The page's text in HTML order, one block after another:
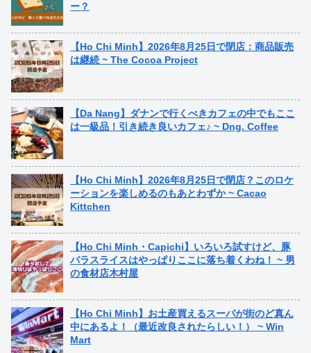
ー？
【Ho Chi Minh】2026年8月25日で閉店：商品販売
は継続 ~ The Cocoa Project
【Da Nang】ダナンで行くべきカフェの中でもここ
は一級品！引き続き良いカフェ♪ ~ Dng. Coffee
【Ho Chi Minh】2026年8月25日で閉店？このロケ
ーションを楽しめるのもあとわずか ~ Cacao
Kittchen
【Ho Chi Minh・Capichi】いろいろ試すけど、豚
バラスライスはやっぱりここに落ち着くわね！ ~ 男
の食材店木村屋
【Ho Chi Minh】お土産買えるスーパが街のど真ん
中にあるよ！（最近改良されたらしい！） ~ Win
Mart